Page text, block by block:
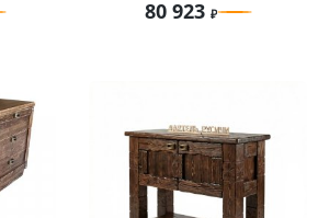
80 923